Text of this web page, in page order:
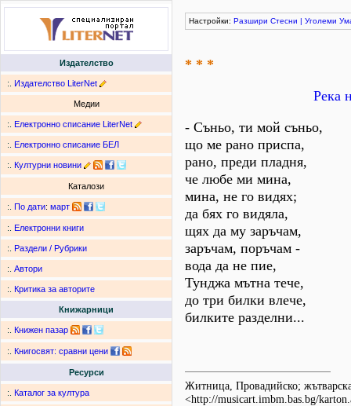
Издателство
:. Издателство LiterNet
Медии
:. Електронно списание LiterNet
:. Електронно списание БЕЛ
:. Културни новини
Каталози
:. По дати: март
:. Електронни книги
:. Раздели / Рубрики
:. Автори
:. Критика за авторите
Книжарници
:. Книжен пазар
:. Книгосвят: сравни цени
Ресурси
:. Каталог за култура
Настройки: Разшири Стесни | Уголеми
* * *
Река
- Съньо, ти мой съньо,
що ме рано приспа,
рано, преди пладня,
че любе ми мина,
мина, не го видях;
да бях го видяла,
щях да му заръчам,
заръчам, поръчам -
вода да не пие,
Тунджа мътна тече,
до три билки влече,
билките разделни...
Житница, Провадийско;
<http://musicart.imbm.bas.bg/